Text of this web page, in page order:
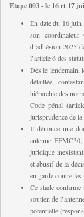
Etape 003 - le 16 et 17
En date du 16 juin
son
d’adhésion 2025
l’article 6 des
Dès le lendemain,
détaillée,
hiérarchie des
Code pénal
jurisprudence de
Il dénonce une
antenne
juridique
et abusif de la
en garde contre
Ce stade
soutien de
potentielle